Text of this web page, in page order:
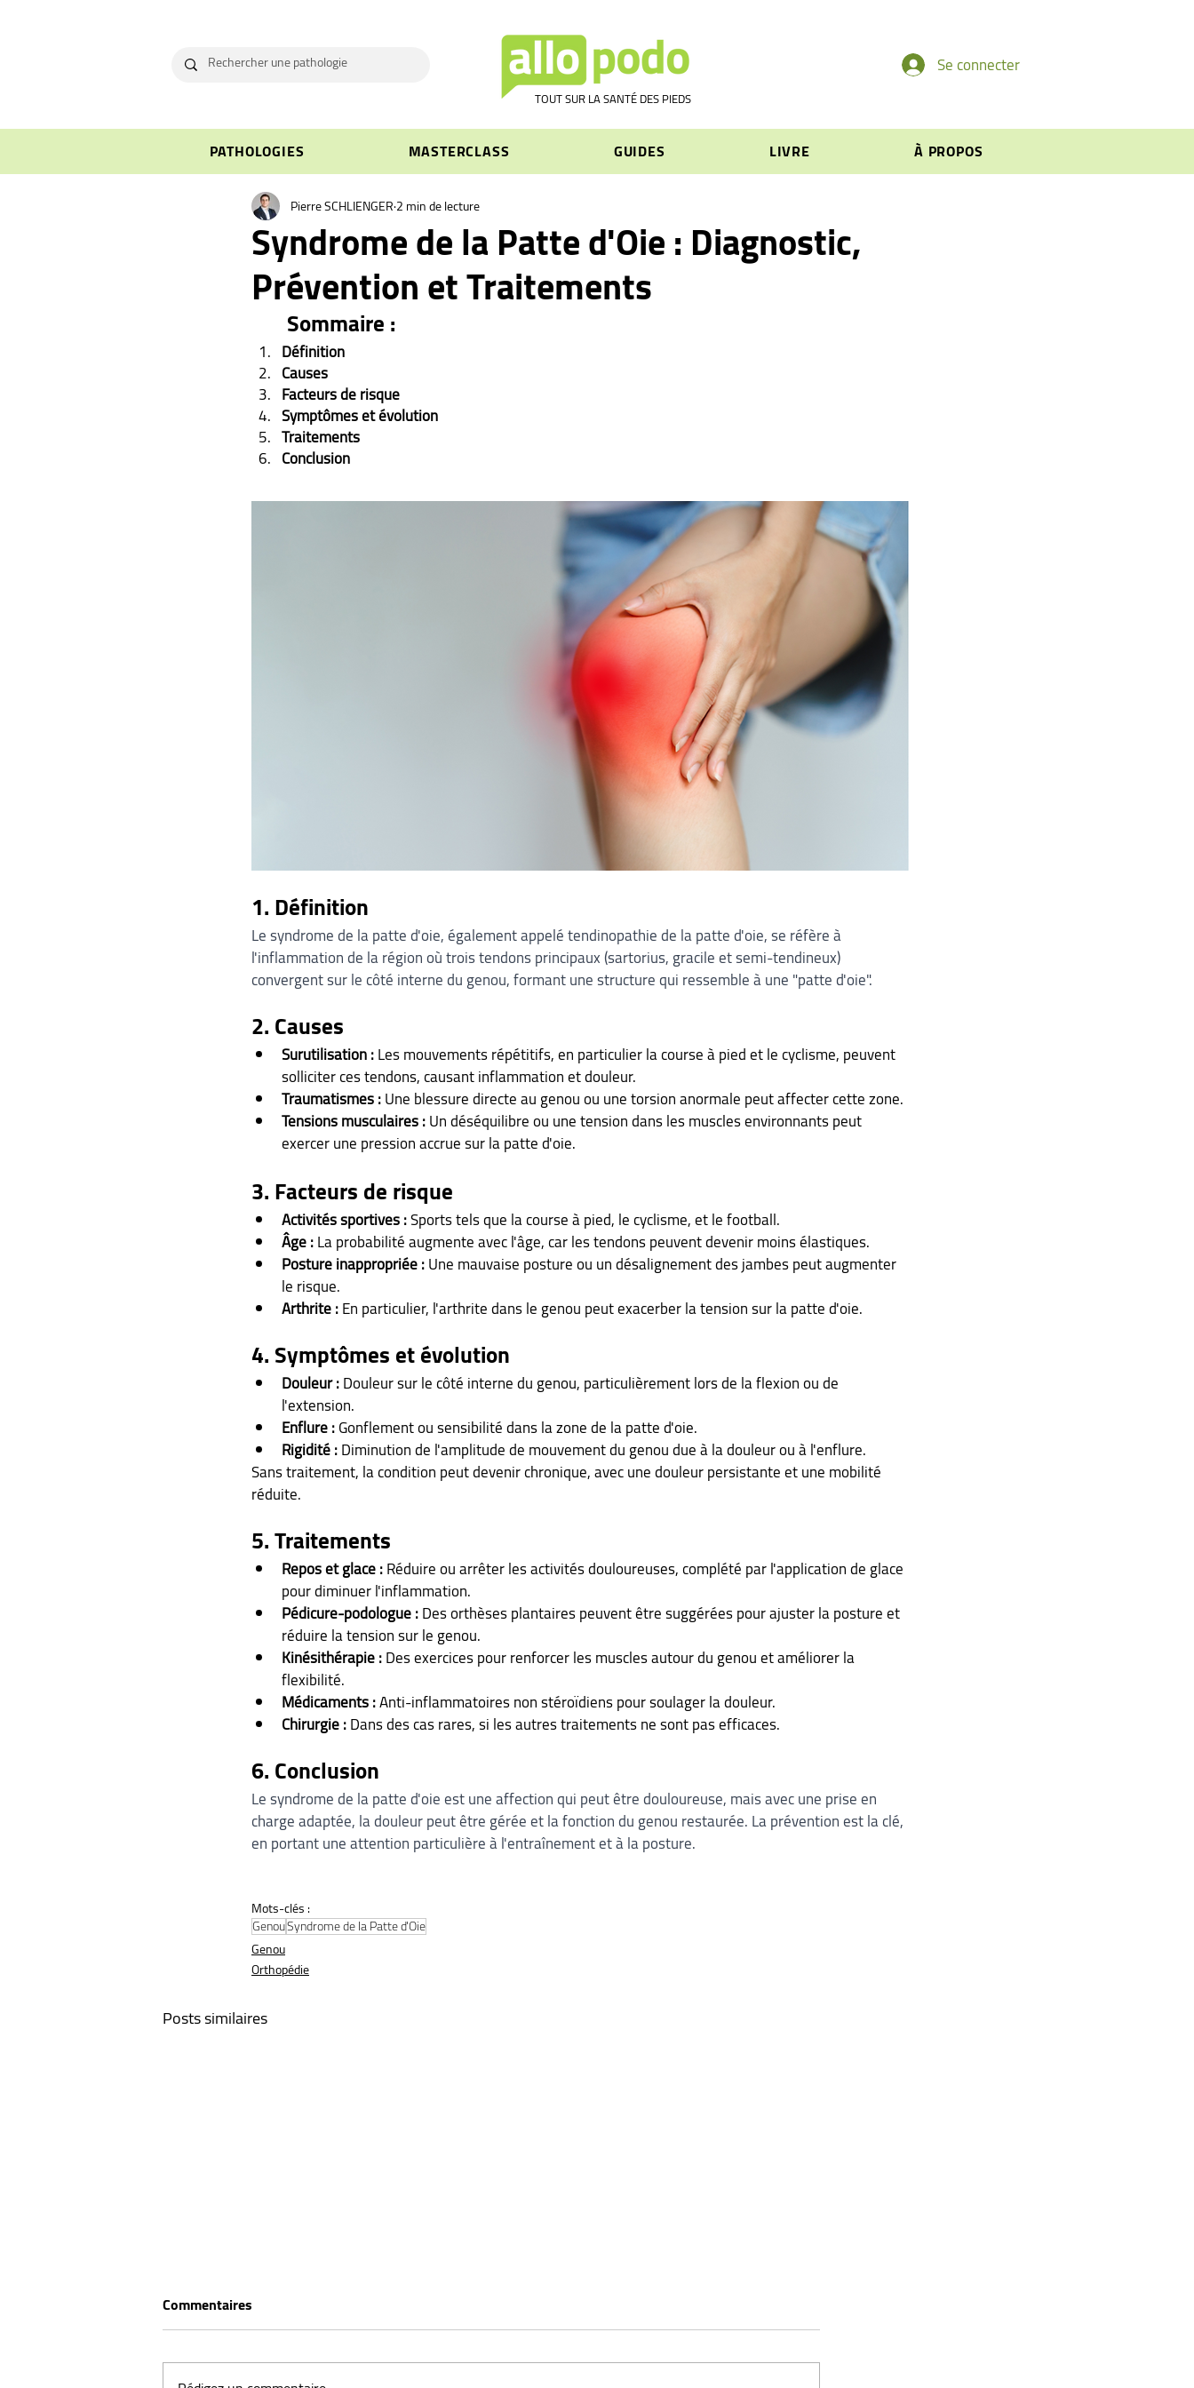
TOUT SUR LA SANTÉ DES PIEDS
Se connecter
PATHOLOGIES MASTERCLASS GUIDES LIVRE À PROPOS
Syndrome de la Patte d'Oie : Diagnostic,
Prévention et Traitements
Pierre SCHLIENGER2 min de lecture
Sommaire :
Définition
Causes
Facteurs de risque
Symptômes et évolution
Traitements
Conclusion
1. Définition
Le syndrome de la patte d'oie, également appelé tendinopathie de la patte d'oie, se réfère à
l'inflammation de la région où trois tendons principaux (sartorius, gracile et semi-tendineux)
convergent sur le côté interne du genou, formant une structure qui ressemble à une "patte d'oie".
2. Causes
Surutilisation : Les mouvements répétitifs, en particulier la course à pied et le cyclisme, peuvent
solliciter ces tendons, causant inflammation et douleur.
Traumatismes : Une blessure directe au genou ou une torsion anormale peut affecter cette zone.
Tensions musculaires : Un déséquilibre ou une tension dans les muscles environnants peut
exercer une pression accrue sur la patte d'oie.
3. Facteurs de risque
Activités sportives : Sports tels que la course à pied, le cyclisme, et le football.
Âge : La probabilité augmente avec l'âge, car les tendons peuvent devenir moins élastiques.
Posture inappropriée : Une mauvaise posture ou un désalignement des jambes peut augmenter
le risque.
Arthrite : En particulier, l'arthrite dans le genou peut exacerber la tension sur la patte d'oie.
4. Symptômes et évolution
Douleur : Douleur sur le côté interne du genou, particulièrement lors de la flexion ou de
l'extension.
Enflure : Gonflement ou sensibilité dans la zone de la patte d'oie.
Rigidité : Diminution de l'amplitude de mouvement du genou due à la douleur ou à l'enflure.
Sans traitement, la condition peut devenir chronique, avec une douleur persistante et une mobilité
réduite.
5. Traitements
Repos et glace : Réduire ou arrêter les activités douloureuses, complété par l'application de glace
pour diminuer l'inflammation.
Pédicure-podologue : Des orthèses plantaires peuvent être suggérées pour ajuster la posture et
réduire la tension sur le genou.
Kinésithérapie : Des exercices pour renforcer les muscles autour du genou et améliorer la
flexibilité.
Médicaments : Anti-inflammatoires non stéroïdiens pour soulager la douleur.
Chirurgie : Dans des cas rares, si les autres traitements ne sont pas efficaces.
6. Conclusion
Le syndrome de la patte d'oie est une affection qui peut être douloureuse, mais avec une prise en
charge adaptée, la douleur peut être gérée et la fonction du genou restaurée. La prévention est la clé,
en portant une attention particulière à l'entraînement et à la posture.
Mots-clés :
GenouSyndrome de la Patte d'Oie
Genou
Orthopédie
Posts similaires
Commentaires